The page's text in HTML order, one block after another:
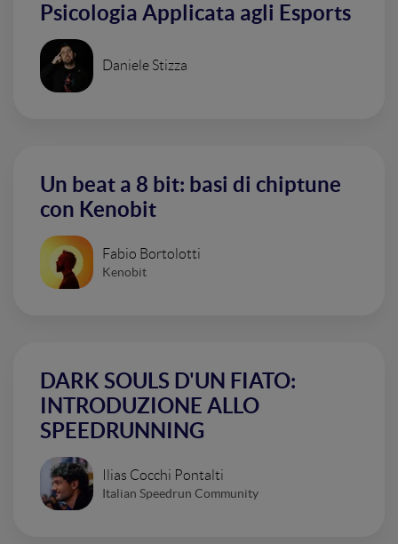
Psicologia Applicata agli Esports
Daniele Stizza
Un beat a 8 bit: basi di chiptune
con Kenobit
Fabio Bortolotti
Kenobit
DARK SOULS D'UN FIATO:
INTRODUZIONE ALLO
SPEEDRUNNING
Ilias Cocchi Pontalti
Italian Speedrun Community